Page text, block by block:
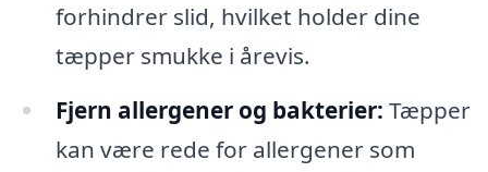
forhindrer slid, hvilket holder dine
tæpper smukke i årevis.
Fjern allergener og bakterier: Tæpper
kan være rede for allergener som